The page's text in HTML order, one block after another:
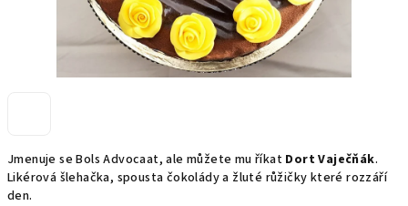
Jmenuje se Bols Advocaat, ale můžete mu říkat Dort Vaječňák.
Likérová šlehačka, spousta čokolády a žluté růžičky které rozzáří
den.